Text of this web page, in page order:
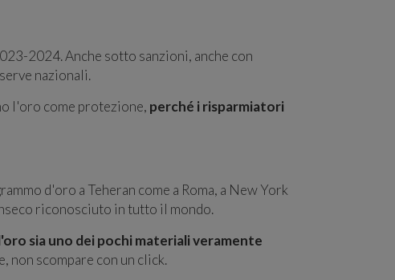
2024. Anche sotto sanzioni, anche con
nazionali.
l'oro come protezione, perché i risparmiatori
d'oro a Teheran come a Roma, a New York
riconosciuto in tutto il mondo.
sia uno dei pochi materiali veramente
non scompare con un click.